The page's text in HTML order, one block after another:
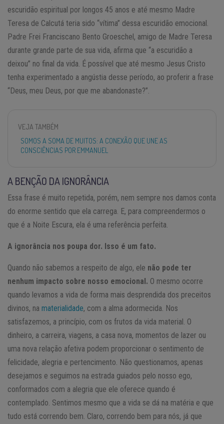
escuridão espiritual por longos 45 anos e até mesmo Madre
Teresa de Calcutá teria sido “vítima” dessa escuridão emocional.
Padre Frei Franciscano Bento Groeschel, amigo de Madre Teresa
durante grande parte de sua vida, afirma que “a escuridão a
deixou” no final da vida. É possível que até mesmo Jesus Cristo
tenha experimentado a angústia desse período, ao proferir a frase
“Deus, meu Deus, por que me abandonaste?”.
VEJA TAMBÉM
SOMOS A SOMA DE MUITOS: A CONEXÃO QUE UNE AS
CONSCIÊNCIAS POR EMMANUEL
A BENÇÃO DA IGNORÂNCIA
Essa frase é muito repetida, porém, nem sempre nos damos conta
do enorme sentido que ela carrega. E, para compreendermos o
que é a Noite Escura, ela é uma referência perfeita.
A ignorância nos poupa dor. Isso é um fato.
Quando não sabemos a respeito de algo, ele não pode ter
nenhum impacto sobre nosso emocional. O mesmo ocorre
quando levamos a vida de forma mais desprendida dos preceitos
divinos, na materialidade, com a alma adormecida. Nos
satisfazemos, a princípio, com os frutos da vida material. O
dinheiro, a carreira, viagens, a casa nova, momentos de lazer ou
uma nova relação afetiva podem proporcionar o sentimento de
felicidade, alegria e pertencimento. Não questionamos, apenas
desejamos e seguimos na estrada guiados pelo nosso ego,
conformados com a alegria que ele oferece quando é
contemplado. Sentimos mesmo que a vida se dá na matéria e que
tudo está correndo bem. Claro, correndo bem para nós, já que